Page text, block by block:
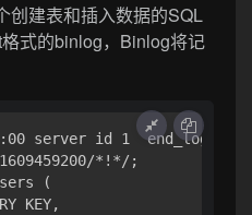
创建表和插入数据的SQL
式的binlog，Binlog将记
server id 1
*!*/;
(
KEY,